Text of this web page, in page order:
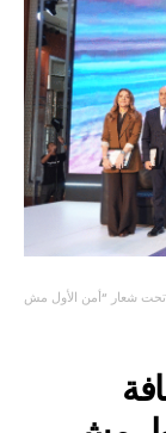
تحت شعار “أمن الأول مش